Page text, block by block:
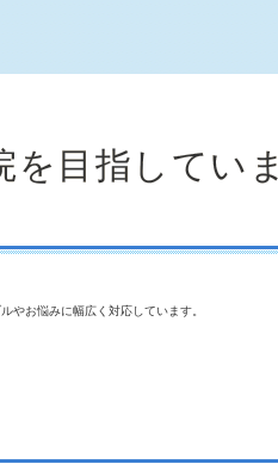
目指していま
やお悩みに幅広く対応しています。